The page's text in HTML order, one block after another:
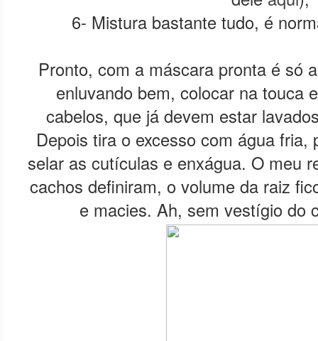
6- Mistura bastante tudo, é
Pronto, com a máscara pronta é só
enluvando bem, colocar na touca
cabelos, que já devem estar
Depois tira o excesso com água fria,
selar as cutículas e enxágua. O meu
cachos definiram, o volume da raiz
e macies. Ah, sem vestígio do